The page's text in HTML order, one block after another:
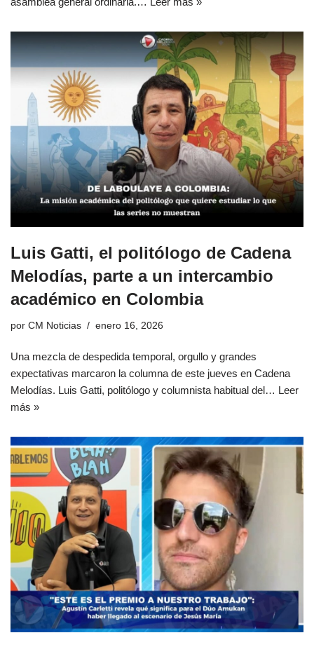
Luis Gatti, el politólogo de Cadena
Melodías, parte a un intercambio
académico en Colombia
por CM Noticias enero 16, 2026
Una mezcla de despedida temporal, orgullo y grandes
expectativas marcaron la columna de este jueves en Cadena
Melodías. Luis Gatti, politólogo y columnista habitual del… Leer
más »